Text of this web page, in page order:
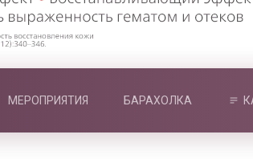
МЕРОПРИЯТИЯ БАРАХОЛКА